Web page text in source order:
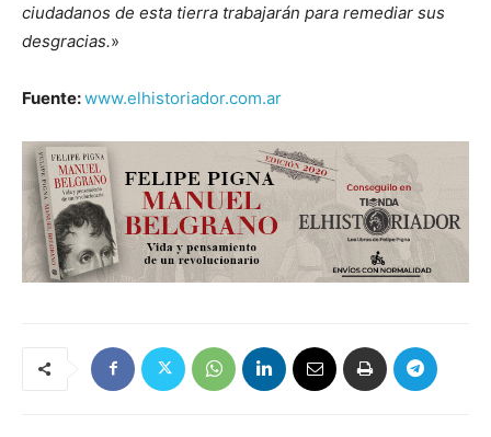
ciudadanos de esta tierra trabajarán para remediar sus
desgracias.»
Fuente:www.elhistoriador.com.ar